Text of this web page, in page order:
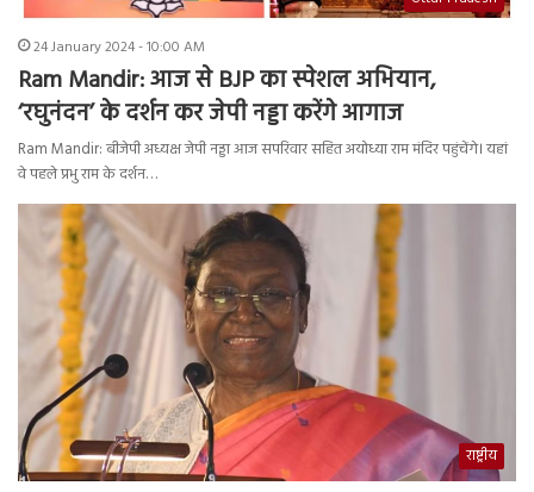
24 January 2024 - 10:00 AM
Ram Mandir: आज से BJP का स्पेशल अभियान,
‘रघुनंदन’ के दर्शन कर जेपी नड्डा करेंगे आगाज
Ram Mandir: बीजेपी अध्यक्ष जेपी नड्डा आज सपरिवार सहित अयोध्या राम मंदिर पहुंचेंगे। यहां
वे पहले प्रभु राम के दर्शन…
राष्ट्रीय